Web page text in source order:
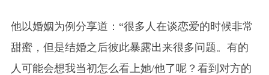
他以婚姻为例分享道：“很多人在谈恋爱的时候非常
甜蜜，但是结婚之后彼此暴露出来很多问题。有的
人可能会想我当初怎么看上她/他了呢？看到对方的